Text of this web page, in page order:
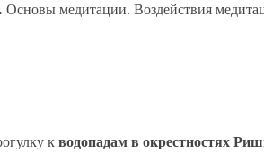
Основы медитации. Воздействия
к водопадам в окрестностях